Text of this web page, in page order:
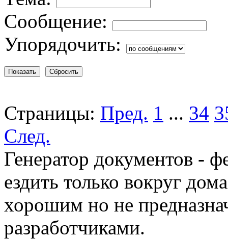
Сообщение:
Упорядочить:
Страницы: Пред. 1 ... 34
След.
Генератор документов -
ездить только вокруг
хорошим но не
разработчиками.